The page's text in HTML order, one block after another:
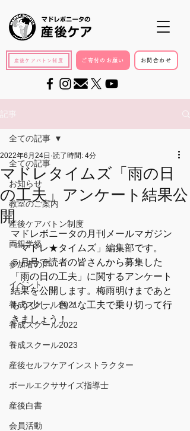
産後ケアバトン制度 ご寄付のお願い お問合わせ
記事
全ての記事
お知らせ
教室のご案内
産後ケアバトン制度
両親学級
参加者の声
イベント
養成スクール2021
養成スクール2022
養成スクール2023
産後セルフケアインストラクター
ボールエクササイズ指導士
産後白書
会員活動
全ての記事
マドレタイムズ「雨の日
の工夫」アンケート結果公
開
2022年6月24日 読了時間: 4分
マドレボニータの月刊メールマガジン
「マドレ★タイムズ」編集部です。
５月号で読者の皆さんから募集した
「雨の日の工夫」に関するアンケート
結果を公開します。梅雨明けまであと
もう少し、色々な工夫で乗り切って行
きましょう！